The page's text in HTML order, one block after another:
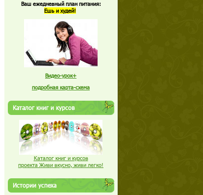
Ваш ежедневный план питания:
Ешь и худей!
Видео-урок+
подробная карта-схема
Каталог книг и курсов
Каталог книг и курсов
проекта Живи вкусно, живи легко!
Истории успеха